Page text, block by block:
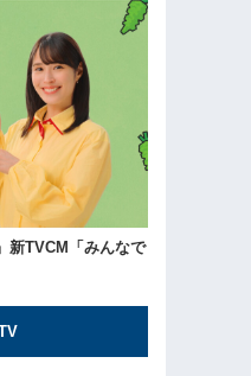
新TVCM「みんなで